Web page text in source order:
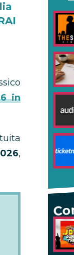
in
,